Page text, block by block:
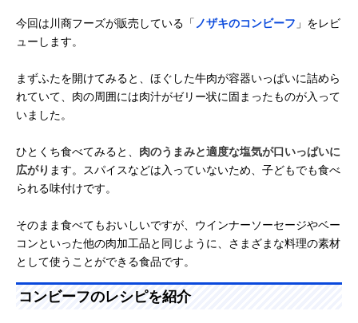
今回は川商フーズが販売している「 ノザキのコンビーフ 」をレビ
ューします。
まずふたを開けてみると、ほぐした牛肉が容器いっぱいに詰めら
れていて、肉の周囲には肉汁がゼリー状に固まったものが入って
いました。
ひとくち食べてみると、 肉のうまみと適度な塩気が口いっぱいに
広がり ます。スパイスなどは入っていないため、子どもでも食べ
られる味付けです。
そのまま食べてもおいしいですが、ウインナーソーセージやベー
コンといった他の肉加工品と同じように、さまざまな料理の素材
として使うことができる食品です。
コンビーフのレシピを紹介